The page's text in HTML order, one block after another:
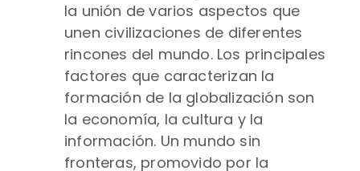
la unión de varios aspectos que
unen civilizaciones de diferentes
rincones del mundo. Los principales
factores que caracterizan la
formación de la globalización son
la economía, la cultura y la
información. Un mundo sin
fronteras, promovido por la